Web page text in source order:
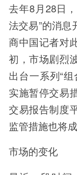
去年8月28日
法交易”的消
商中国记者对
初，市场剧烈
出台一系列“
实施暂停交易
交易报告制度
监管措施也将
市场的变化